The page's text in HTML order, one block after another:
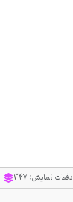
دفعات نمایش:347